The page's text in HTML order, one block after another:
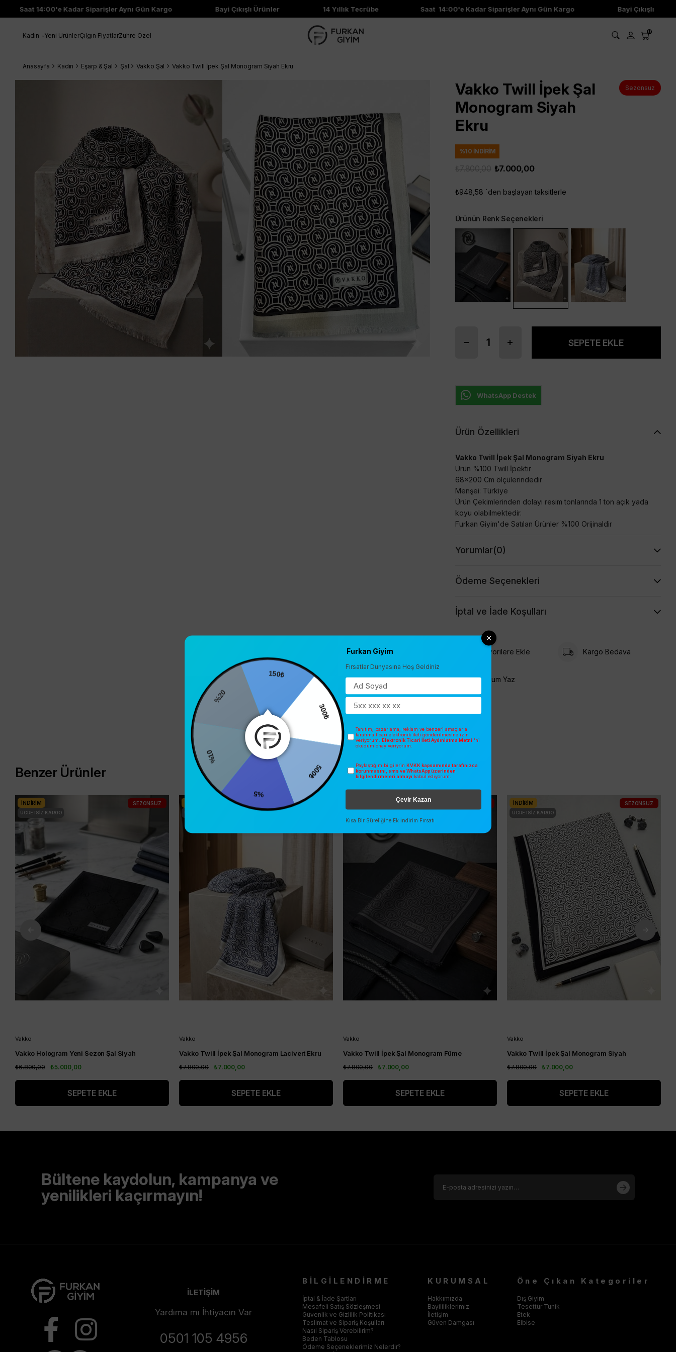
Saat 14:00'e Kadar Siparişler Aynı Gün Kargo Bayi Çıkışlı Ürünler 14 Yıllık Tecrübe Saat 14:00'e Kadar Siparişler Aynı Gün Kargo Bayi Çıkışlı Ürünler
Kadın Yeni ÜrünlerÇılgın FiyatlarZuhre Özel 0
Anasayfa Kadın Eşarp & Şal Şal Vakko Şal Vakko Twill İpek Şal Monogram Siyah Ekru
Vakko Twill İpek Şal
Monogram Siyah
Ekru
Sezonsuz
%10 İNDIRIM
₺7.000,00
₺948,58 `den başlayan taksitlerle
Ürünün Renk Seçenekleri
WhatsApp Destek
Ürün Özellikleri
Vakko Twill İpek Şal Monogram Siyah Ekru
Ürün %100 Twill İpektir
68x200 Cm ölçülerindedir
Menşei: Türkiye
Ürün Çekimlerinden dolayı resim tonlarında 1 ton açık yada
koyu olabilmektedir.
Furkan Giyim'de Satılan Ürünler %100 Orijinaldir
Yorumlar(0)
Ödeme Seçenekleri
İptal ve İade Koşulları
Favorilere Ekle Kargo Bedava
Yorum Yaz
Benzer Ürünler
Vakko
Vakko Hologram Yeni Sezon Şal Siyah
₺5.000,00
₺6.800,00
SEPETE EKLE
İNDIRIM
ÜCRETSIZ KARGO
SEZONSUZ
Vakko
Vakko Twill İpek Şal Monogram Lacivert Ekru
₺7.000,00
₺7.800,00
SEPETE EKLE
SEZONSUZ
Vakko
Vakko Twill İpek Şal Monogram Füme
₺7.000,00
₺7.800,00
SEPETE EKLE
Vakko
Vakko Twill İpek Şal Monogram Siyah
₺7.000,00
₺7.800,00
SEPETE EKLE
İNDIRIM
ÜCRETSIZ KARGO
SEZONSUZ
Bültene kaydolun, kampanya ve
yenilikleri kaçırmayın!
İLETİŞİM
Yardıma mı İhtiyacın Var
0501 105 4956
BİLGİLENDİRME
İptal & İade Şartları
Mesafeli Satış Sözleşmesi
Güvenlik ve Gizlilik Politikası
Teslimat ve Sipariş Koşulları
Nasıl Sipariş Verebilirim?
Beden Tablosu
Ödeme Seçeneklerimiz Nelerdir?
KURUMSAL
Hakkımızda
Bayililiklerimiz
İletişim
Güven Damgası
Öne Çıkan Kategoriler
Dış Giyim
Tesettür Tunik
Etek
Elbise
150₺
Furkan Giyim
Fırsatlar Dünyasına Hoş Geldiniz
Tanıtım, pazarlama, reklam ve benzeri amaçlarla
tarafıma ticari elektronik ileti gönderilmesine izin
veriyorum. Elektronik Ticari İleti Aydınlatma Metni 'ni
okudum onay veriyorum.
Paylaştığım bilgilerin KVKK kapsamında tarafınızca
korunmasını, sms ve WhatsApp üzerinden
bilgilendirmeleri almayı kabul ediyorum.
Çevir Kazan
Kısa Bir Süreliğine Ek İndirim Fırsatı